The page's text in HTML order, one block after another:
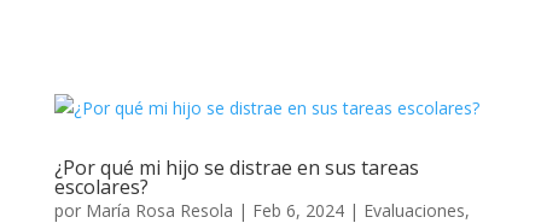
¿Por qué mi hijo se distrae en sus tareas
escolares?
por María Rosa Resola | Feb 6, 2024| Evaluaciones,